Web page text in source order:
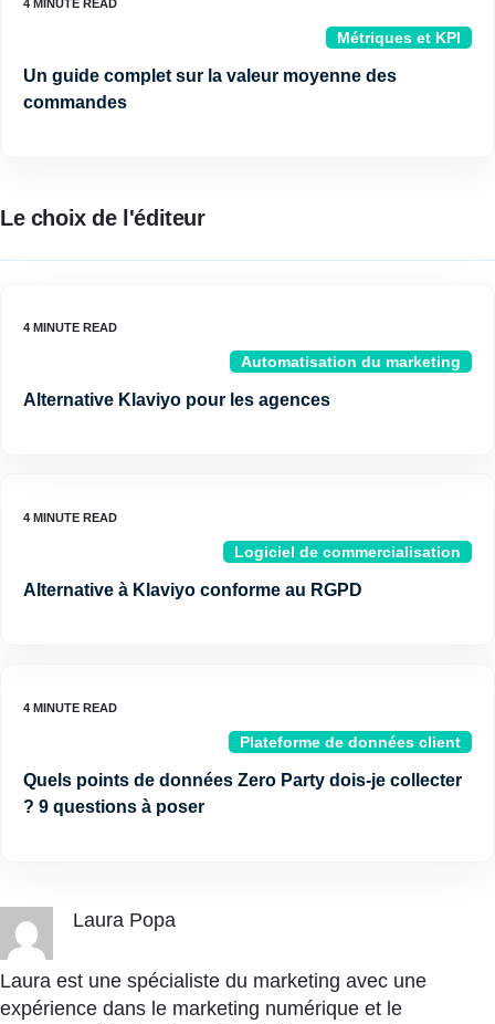
Métriques et KPI
Un guide complet sur la valeur moyenne des
commandes
Le choix de l'éditeur
Automatisation du marketing
Alternative Klaviyo pour les agences
Logiciel de commercialisation
Alternative à Klaviyo conforme au RGPD
Plateforme de données client
Quels points de données Zero Party dois-je collecter
? 9 questions à poser
Laura Popa
Laura est une spécialiste du marketing avec une
expérience dans le marketing numérique et le